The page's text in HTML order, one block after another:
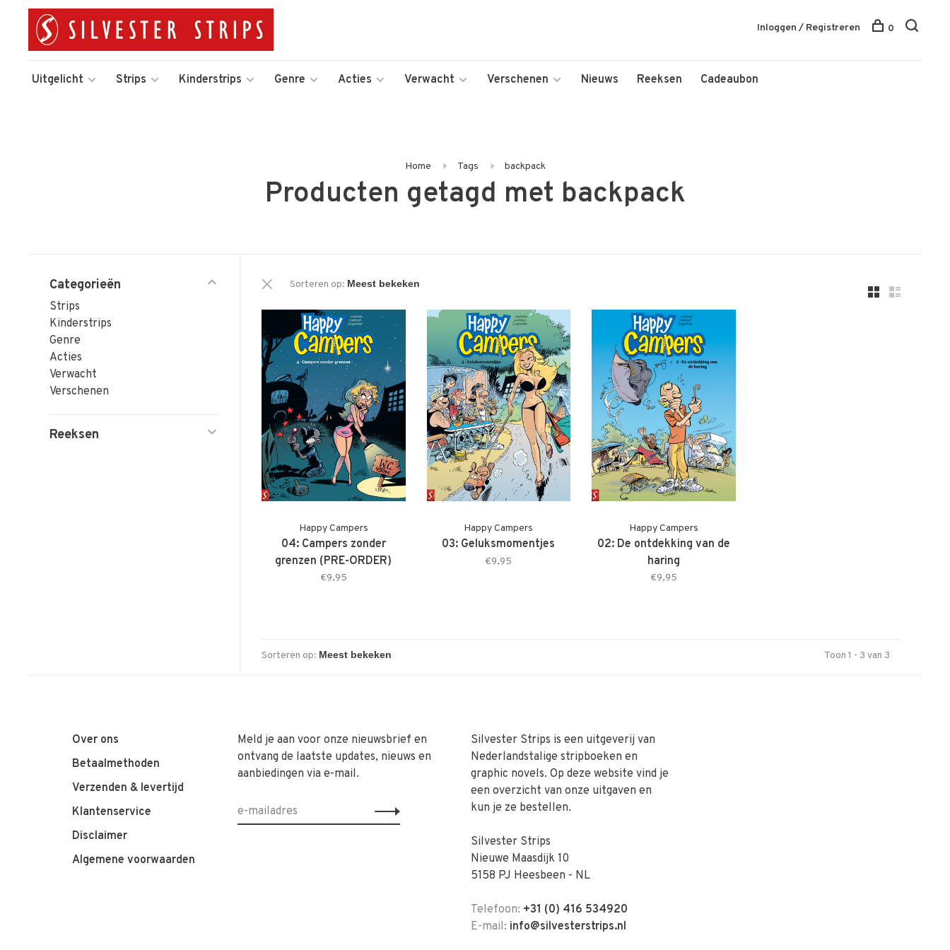
Uitgelicht Strips Kinderstrips Genre Acties Verwacht Verschenen Nieuws Reeksen Cadeaubon
Inloggen / Registreren 0
Home Tags backpack
Producten getagd met backpack
Categorieën
Strips
Kinderstrips
Genre
Acties
Verwacht
Verschenen
Reeksen
Sorteren op:
Happy Campers
04: Campers zonder
grenzen (PRE-ORDER)
€9,95
Happy Campers
03: Geluksmomentjes
€9,95
Happy Campers
02: De ontdekking van de
haring
€9,95
Sorteren op: Toon 1 - 3 van 3
Over ons
Betaalmethoden
Verzenden & levertijd
Klantenservice
Disclaimer
Algemene voorwaarden
Meld je aan voor onze nieuwsbrief en
ontvang de laatste updates, nieuws en
aanbiedingen via e-mail.
Silvester Strips is een uitgeverij van
Nederlandstalige stripboeken en
graphic novels. Op deze website vind je
een overzicht van onze uitgaven en
kun je ze bestellen.
Silvester Strips
Nieuwe Maasdijk 10
5158 PJ Heesbeen - NL
Telefoon: +31 (0) 416 534920
E-mail: info@silvesterstrips.nl